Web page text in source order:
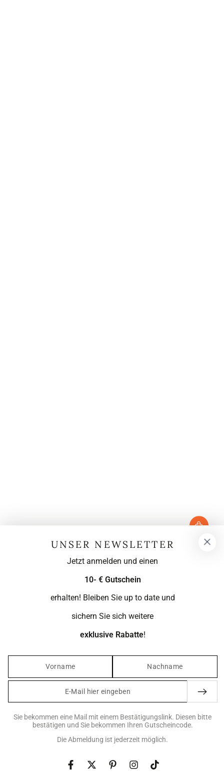
Verkäufer/in:
Gemustertes Kleid
UNSER NEWSLETTER
Jetzt anmelden und einen
10- € Gutschein
erhalten! Bleiben Sie up to date und
sichern Sie sich weitere
exklusive Rabatte!
Mail
hier
eingeben
Sie bekommen eine Mail mit einem Bestätigungslink. Diesen bitte
bestätigen und Sie bekommen Ihren Gutscheincode.
Die Abmeldung ist jederzeit möglich.
FacebookTwitterPinterestInstagramTikTok